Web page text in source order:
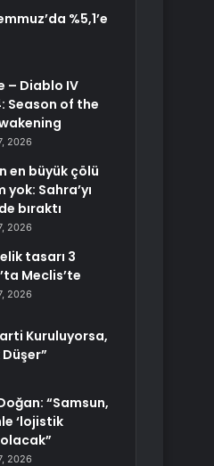
%5,1’e
– Diablo IV
Season of the
2026
en büyük çölü
yok: Sahra’yı
bıraktı
2026
tasarı 3
Meclis’te
2026
Kuruluyorsa,
Düşer”
“Samsun,
‘lojistik
2026